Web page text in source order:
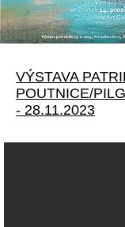
VÝSTAVA
POUTNICE/
- 28.11.2023